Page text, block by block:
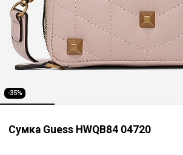
-35%
Сумка Guess HWQB84 04720